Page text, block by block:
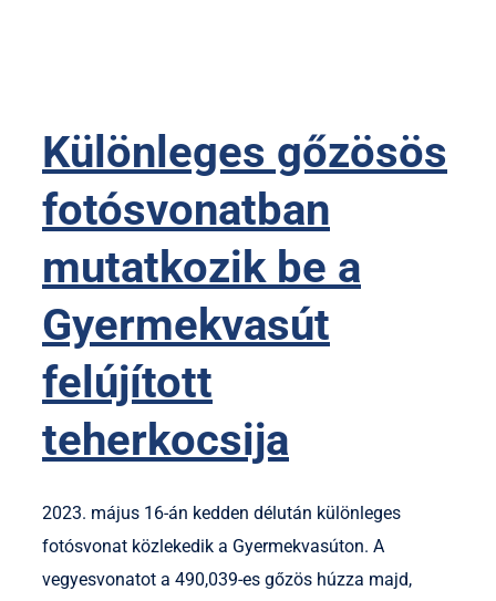
Különleges gőzösös
fotósvonatban
mutatkozik be a
Gyermekvasút
felújított
teherkocsija
2023. május 16-án kedden délután különleges
fotósvonat közlekedik a Gyermekvasúton. A
vegyesvonatot a 490,039-es gőzös húzza majd,